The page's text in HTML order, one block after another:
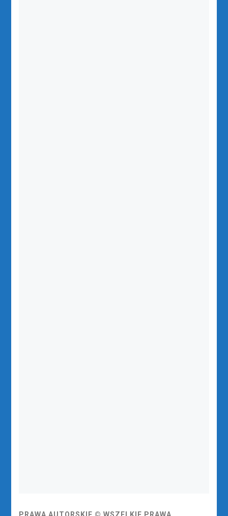
PRAWA AUTORSKIE © WSZELKIE PRAWA